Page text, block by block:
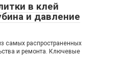
в клей
и давление
самых распространенных
и ремонта. Ключевые